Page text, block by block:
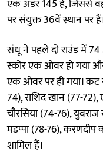
एक अंडर 145 है, जिससे
पर संयुक्त 36वें स्थान पर
संधू ने पहले दो राउंड में
स्कोर एक ओवर हो गया
एक ओवर पर ही गया।
74), राशिद खान (77-
चौरसिया (74-76),
मडप्पा (78-76),
शामिल हैं।